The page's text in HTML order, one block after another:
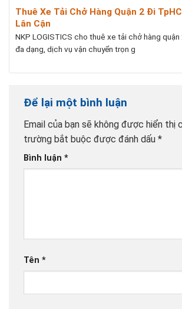
Thuê Xe Tải Chở Hàng Quận 2 Đi
Lân Cận
NKP LOGISTICS cho thuê xe tải chở hàng
đa dạng, dịch vụ vận chuyển trọn g
Để lại một bình luận
Email của bạn sẽ không được hiển thị
trường bắt buộc được đánh dấu *
Bình luận *
Tên *